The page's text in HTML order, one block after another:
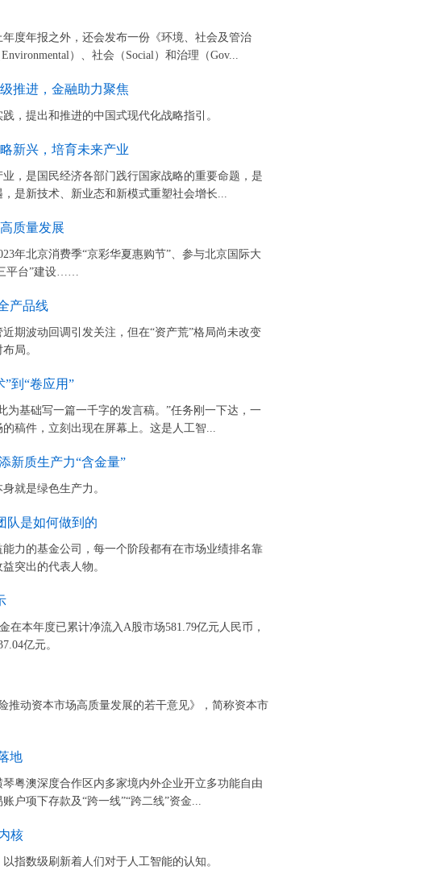
度年报之外，还会发布一份《环境、社会及管治
）、社会（Social）和治理（Gov...
推进，金融助力聚焦
，提出和推进的中国式现代化战略指引。
新兴，培育未来产业
，是国民经济各部门践行国家战略的重要命题，是
是新技术、新业态和新模式重塑社会增长...
质量发展
年北京消费季“京彩华夏惠购节”、参与北京国际大
平台”建设……
产品线
期波动回调引发关注，但在“资产荒”格局尚未改变
局。
到“卷应用”
为基础写一篇一千字的发言稿。”任务刚一下达，一
稿件，立刻出现在屏幕上。这是人工智...
新质生产力“含金量”
就是绿色生产力。
队是如何做到的
力的基金公司，每一个阶段都有在市场业绩排名靠
突出的代表人物。
在本年度已累计净流入A股市场581.79亿元人民币，
亿元。
推动资本市场高质量发展的若干意见》，简称资本市
地
粤澳深度合作区内多家境内外企业开立多功能自由
户项下存款及“跨一线”“跨二线”资金...
核
指数级刷新着人们对于人工智能的认知。